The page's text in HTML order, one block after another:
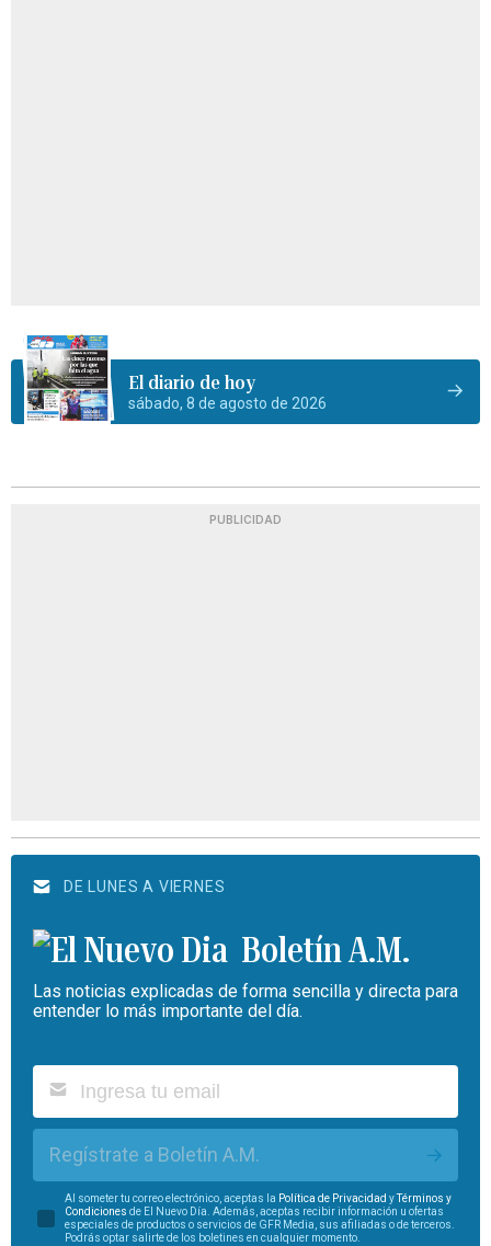
El diario de hoy
sábado, 8 de agosto de 2026
PUBLICIDAD
DE LUNES A VIERNES
Boletín A.M.
Las noticias explicadas de forma sencilla y directa para
entender lo más importante del día.
Regístrate a Boletín A.M.
Al someter tu correo electrónico, aceptas la Política de Privacidad yTérminos y
Condiciones de El Nuevo Día. Además, aceptas recibir información u ofertas
especiales de productos o servicios de GFR Media, sus afiliadas o de terceros.
Podrás optar salirte de los boletines en cualquier momento.